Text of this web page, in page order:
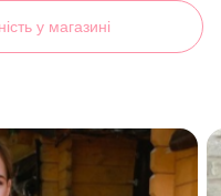
32
у магазині
(арт. 31641) ♡ інтернет-